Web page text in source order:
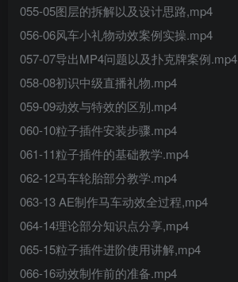
055-05图层的拆解以及设计思路,mp4
056-06风车小礼物动效案例实操.mp4
057-07导出MP4问题以及扑克牌案例.mp4
058-08初识中级直播礼物.mp4
059-09动效与特效的区别.mp4
060-10粒子插件安装步骤.mp4
061-11粒子插件的基础教学.mp4
062-12马车轮胎部分教学.mp4
063-13 AE制作马车动效全过程,mp4
064-14理论部分知识点分享,mp4
065-15粒子插件进阶使用讲解,mp4
066-16动效制作前的准备.mp4